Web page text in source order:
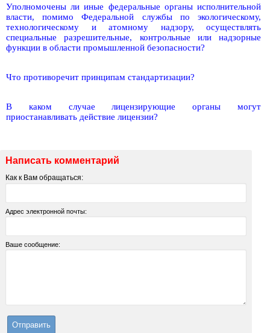
Уполномочены ли иные федеральные органы исполнительной
власти, помимо Федеральной службы по экологическому,
технологическому и атомному надзору, осуществлять
специальные разрешительные, контрольные или надзорные
функции в области промышленной безопасности?
Что противоречит принципам стандартизации?
В каком случае лицензирующие органы могут
приостанавливать действие лицензии?
Написать комментарий
Как к Вам обращаться:
Адрес электронной почты:
Ваше сообщение: